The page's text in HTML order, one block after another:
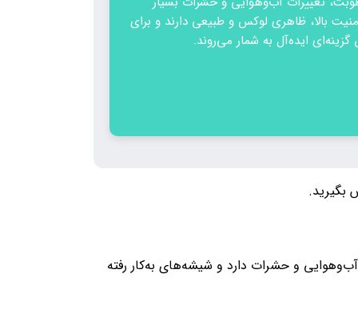
بالا، ظاهری لوکس و طبیعی دارند و برای
ایده‌آل به شمار می‌روند.
بگیرید.
آب‌وهوایی و حشرات دارد و شیشه‌های به‌کار رفته